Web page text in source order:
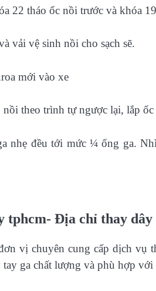
22 tháo ốc nồi trước và khóa
vải vệ sinh nồi cho sạch sẽ.
mới vào xe
nồi theo trình tự ngược lại, lắp
nhẹ đều tới mức ¼ ống ga.
tphcm- Địa chỉ thay
vị chuyên cung cấp dịch vụ
ga chất lượng và phù hợp với